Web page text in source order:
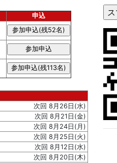
申込
次回 8月26日(水)
次回 8月21日(金)
次回 8月24日(月)
次回 8月25日(火)
次回 8月12日(水)
次回 8月20日(木)